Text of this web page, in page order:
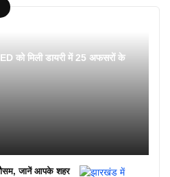
को मिली डायरी में 25 अफसरों के
जानें आपके शहर